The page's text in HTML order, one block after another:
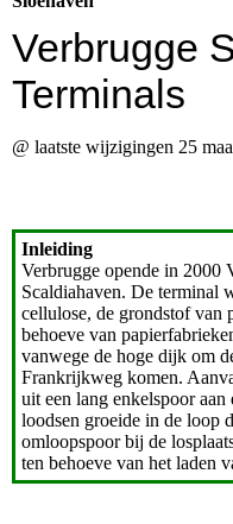
Verbrugge
Terminals
@ laatste wijzigingen 25
Inleiding
Verbrugge opende in 2000
Scaldiahaven. De terminal
cellulose, de grondstof van
behoeve van
vanwege de hoge dijk om
Frankrijkweg komen.
uit een lang enkelspoor aan
loodsen groeide in de loop
omloopspoor bij de
ten behoeve van het laden